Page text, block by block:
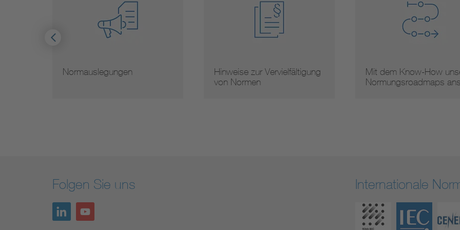
Normauslegungen
Hinweise zur Vervielfältigung
von Normen
Mit dem Know-How
Normungsroadmaps
Folgen Sie uns Internationale